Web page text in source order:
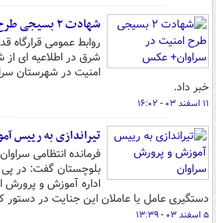
شهادت ۲ بسیجی طرح امنیت در سراوان+ عکس
روابط عمومی
امنیت در شهرستان
خبر داد.
۱۱ اسفند ۰۳ - ۱۶:۰۲
تیراندازی به رییس
فرمانده انتظامی
بلوچستان گفت: در
اداره آموزش و
دستگیری عامل یا عاملان این جنایت در دستور
۵ اسفند ۰۳ - ۱۳:۳۹